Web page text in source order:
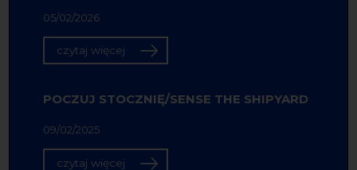
05/02/2026
czytaj więcej
POCZUJ STOCZNIĘ/SENSE THE SHIPYARD
09/02/2025
czytaj więcej